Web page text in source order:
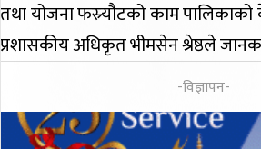
तथा योजना फस्र्यौटको काम पालिकाको
प्रशासकीय अधिकृत भीमसेन श्रेष्ठले